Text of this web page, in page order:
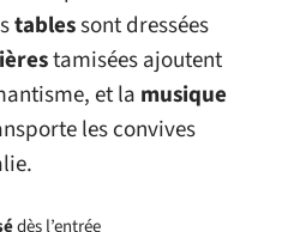
tablessont dressées
tamisées ajoutent
et la musique
les convives
dès l’entrée